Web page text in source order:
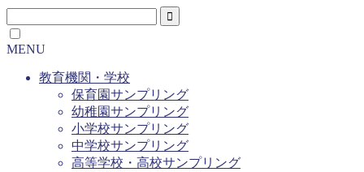
MENU
教育機関・学校
保育園サンプリング
幼稚園サンプリング
小学校サンプリング
中学校サンプリング
高等学校・高校サンプリング